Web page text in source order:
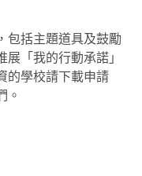
包括主題道具及鼓勵
「我的行動承諾」
的學校請下載申請
。